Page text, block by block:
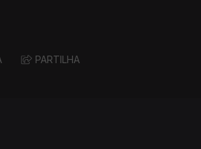
PARTILHA